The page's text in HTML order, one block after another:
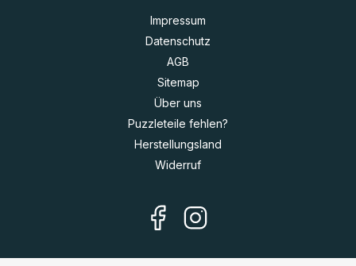
Impressum
Datenschutz
AGB
Sitemap
Über uns
Puzzleteile fehlen?
Herstellungsland
Widerruf